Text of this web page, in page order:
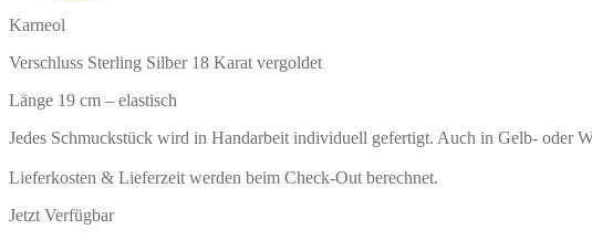
Karneol
Verschluss Sterling Silber 18 Karat vergoldet
Länge 19 cm – elastisch
Jedes Schmuckstück wird in Handarbeit individuell gefertigt. Auch in Gelb- oder
Lieferkosten & Lieferzeit werden beim Check-Out berechnet.
Jetzt Verfügbar